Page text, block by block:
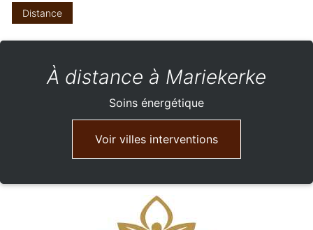
Distance
À distance à Mariekerke
Soins énergétique
Voir villes interventions